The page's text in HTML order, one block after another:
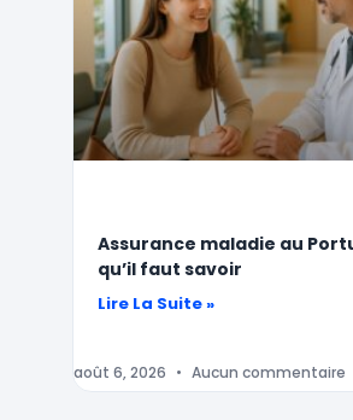
Assurance maladie au
qu’il faut savoir
Lire La Suite »
août 6, 2026 Aucun commentaire